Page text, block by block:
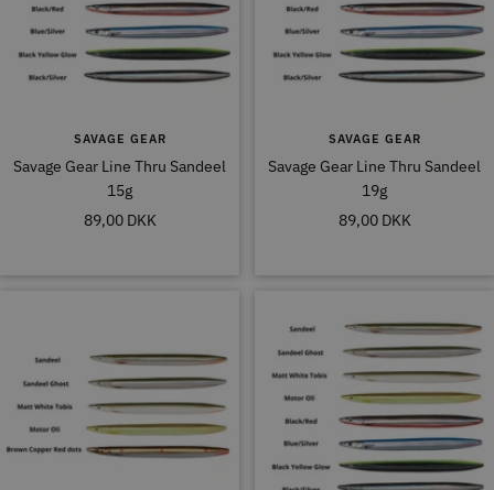
SAVAGE GEAR
Savage Gear Line Thru Sandeel
15g
Tilbudspris
89,00 DKK
SAVAGE GEAR
Savage Gear Line Thru Sandeel
19g
Tilbudspris
89,00 DKK